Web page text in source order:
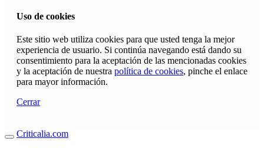
Uso de cookies
Este sitio web utiliza cookies para que usted tenga la mejor
experiencia de usuario. Si continúa navegando está dando su
consentimiento para la aceptación de las mencionadas cookies
y la aceptación de nuestra política de cookies, pinche el enlace
para mayor información.
Cerrar
Criticalia.com